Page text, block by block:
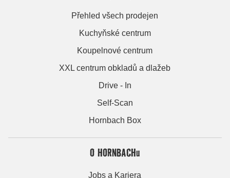
Přehled všech prodejen
Kuchyňské centrum
Koupelnové centrum
XXL centrum obkladů a dlažeb
Drive - In
Self-Scan
Hornbach Box
O HORNBACHu
Jobs a Kariera